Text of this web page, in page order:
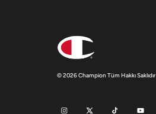
© 2026 Champion Tüm Hakkı Saklıdır